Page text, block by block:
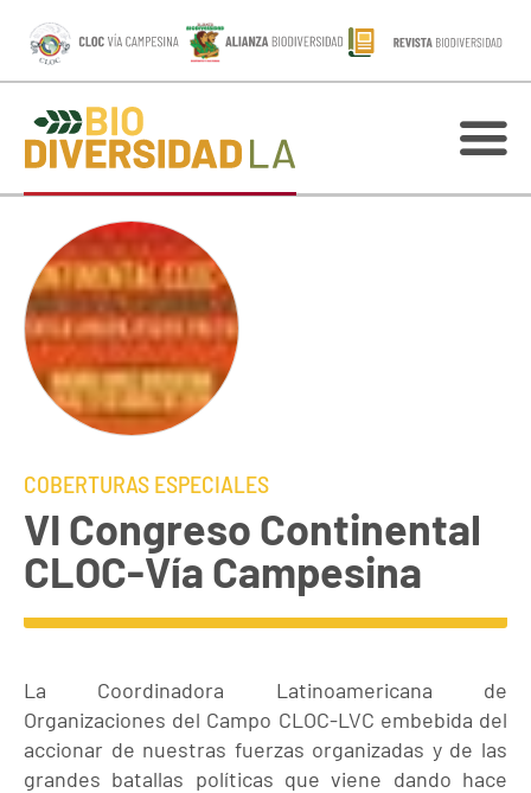
COBERTURAS ESPECIALES
VI Congreso Continental
CLOC-Vía Campesina
La Coordinadora Latinoamericana de
Organizaciones del Campo CLOC-LVC embebida del
accionar de nuestras fuerzas organizadas y de las
grandes batallas políticas que viene dando hace